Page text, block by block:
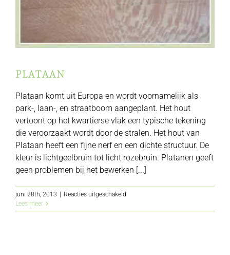
PLATAAN
Plataan komt uit Europa en wordt voornamelijk als
park-, laan-, en straatboom aangeplant. Het hout
vertoont op het kwartierse vlak een typische tekening
die veroorzaakt wordt door de stralen. Het hout van
Plataan heeft een fijne nerf en een dichte structuur. De
kleur is lichtgeelbruin tot licht rozebruin. Platanen geeft
geen problemen bij het bewerken [...]
juni 28th, 2013 | Reacties uitgeschakeld
Lees meer